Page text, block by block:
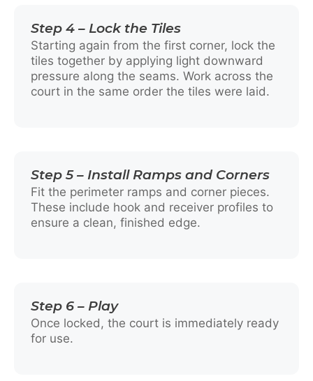
Step 4 – Lock the Tiles
Starting again from the first corner, lock the
tiles together by applying light downward
pressure along the seams. Work across the
court in the same order the tiles were laid.
Step 5 – Install Ramps and Corners
Fit the perimeter ramps and corner pieces.
These include hook and receiver profiles to
ensure a clean, finished edge.
Step 6 – Play
Once locked, the court is immediately ready
for use.